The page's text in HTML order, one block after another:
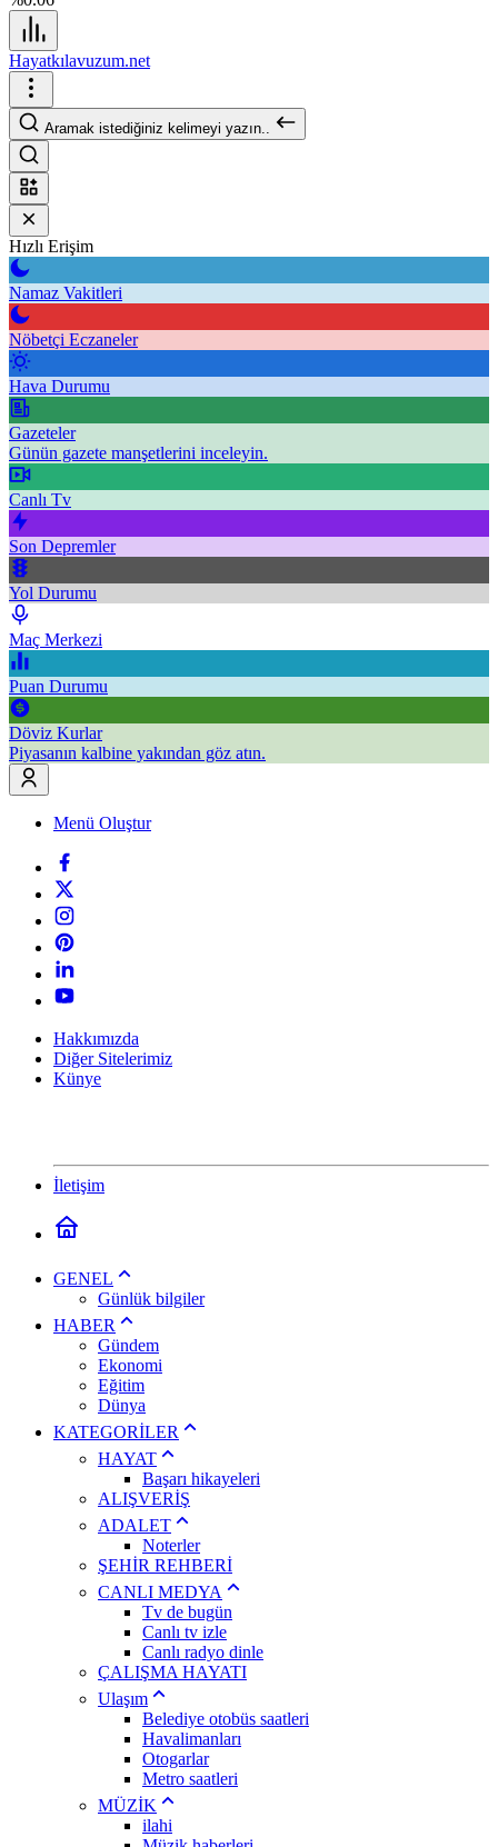
Hayatkılavuzum.net
Aramak istediğiniz kelimeyi yazın..
Hızlı Erişim
Namaz Vakitleri
Nöbetçi Eczaneler
Hava Durumu
Gazeteler
Günün gazete manşetlerini inceleyin.
Canlı Tv
Son Depremler
Yol Durumu
Maç Merkezi
Puan Durumu
Döviz Kurlar
Piyasanın kalbine yakından göz atın.
Menü Oluştur
Hakkımızda
Diğer Sitelerimiz
Künye
İletişim
GENEL
Günlük bilgiler
HABER
Gündem
Ekonomi
Eğitim
Dünya
KATEGORİLER
HAYAT
Başarı hikayeleri
ALIŞVERİŞ
ADALET
Noterler
ŞEHİR REHBERİ
CANLI MEDYA
Tv de bugün
Canlı tv izle
Canlı radyo dinle
ÇALIŞMA HAYATI
Ulaşım
Belediye otobüs saatleri
Havalimanları
Otogarlar
Metro saatleri
MÜZİK
ilahi